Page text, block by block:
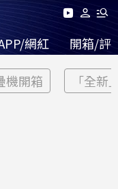
網紅 開箱/評
機開箱 「全新